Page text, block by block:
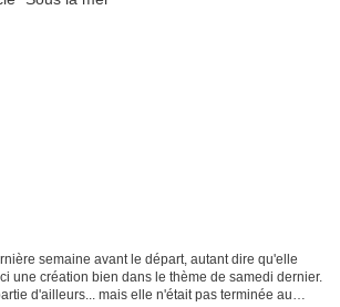
semaine avant le départ, autant dire qu'elle
une création bien dans le thème de samedi dernier.
d'ailleurs... mais elle n'était pas terminée au